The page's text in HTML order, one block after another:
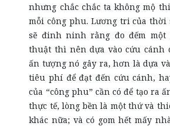
nhưng chắc chắc ta không mộ
mỗi công phu. Lương tri của thời
sẽ đinh ninh rằng đo đếm một
thuật thì nên dựa vào cứu cánh
ấn tượng nó gây ra, hơn là dựa
tiêu phí để đạt đến cứu cánh,
của “công phu” cần có để tạo ra
thực tế, lòng bền là một thứ và
khác nữa; và có gom hết mấy